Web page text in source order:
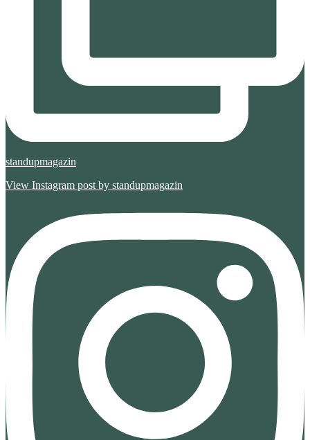
standupmagazin
View Instagram post by standupmagazin